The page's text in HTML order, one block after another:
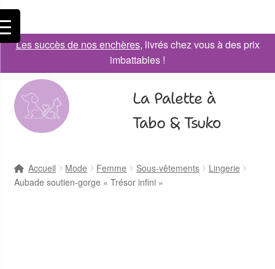
Les succès de nos enchères, livrés chez vous à des prix
imbattables !
La Palette à
Tabo & Tsuko
Accueil Mode Femme Sous-vêtements
Lingerie
Aubade soutien-gorge « Trésor infini »